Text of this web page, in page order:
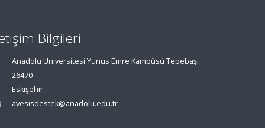
Bilgileri
Anadolu Üniversitesi Yunus Emre Kampüsü Tepebaşı
26470
Eskişehir
avesisdestek@anadolu.edu.tr